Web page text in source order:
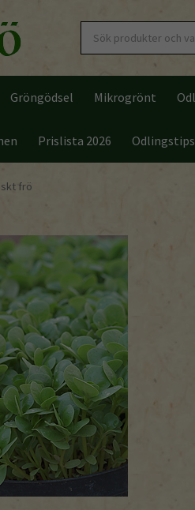
Gröngödsel Mikrogrönt
Prislista 2026 Odlingstips
frö